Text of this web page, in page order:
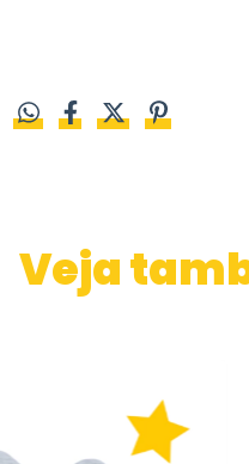
Veja